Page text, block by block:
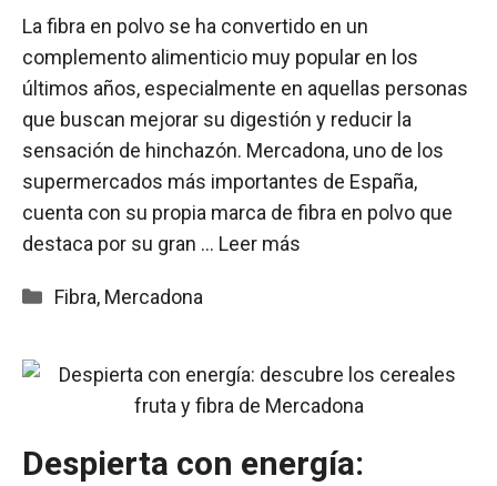
La fibra en polvo se ha convertido en un
complemento alimenticio muy popular en los
últimos años, especialmente en aquellas personas
que buscan mejorar su digestión y reducir la
sensación de hinchazón. Mercadona, uno de los
supermercados más importantes de España,
cuenta con su propia marca de fibra en polvo que
destaca por su gran … Leer más
Categorías
Fibra, Mercadona
Despierta con energía: